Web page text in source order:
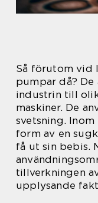
Så förutom vid
pumpar då?
industrin till
maskiner. De
svetsning.
form av en
få ut sin bebis.
tillverkningen
upplysande